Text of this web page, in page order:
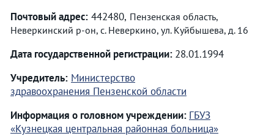
Почтовый адрес: 442480, Пензенская область,
Неверкинский р-он, с. Неверкино, ул. Куйбышева, д. 16
Дата государственной регистрации: 28.01.1994
Учредитель: Министерство
здравоохранения Пензенской области
Информация о головном учреждении: ГБУЗ
«Кузнецкая центральная районная больница»